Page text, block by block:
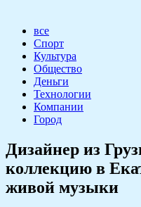
все
Спорт
Культура
Общество
Деньги
Технологии
Компании
Город
​Дизайнер из
коллекцию в
живой музыки